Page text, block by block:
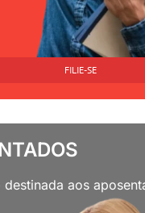
FILIE-SE
destinada aos